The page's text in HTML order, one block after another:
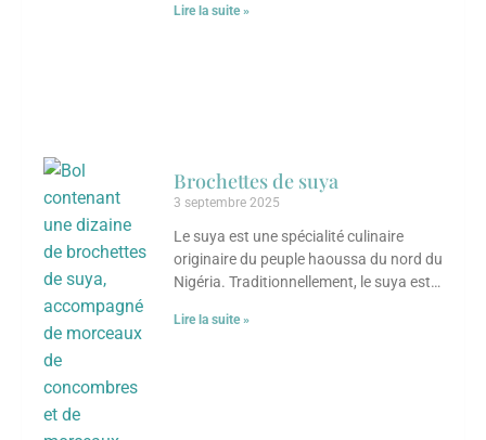
Lire la suite »
Brochettes de suya
3 septembre 2025
Le suya est une spécialité culinaire
originaire du peuple haoussa du nord du
Nigéria. Traditionnellement, le suya est
Lire la suite »